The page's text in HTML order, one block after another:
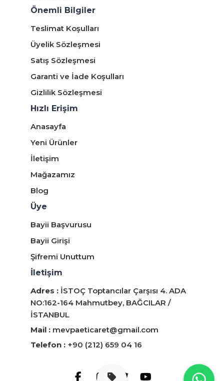
Önemli Bilgiler
Teslimat Koşulları
Üyelik Sözleşmesi
Satış Sözleşmesi
Garanti ve İade Koşulları
Gizlilik Sözleşmesi
Hızlı Erişim
Anasayfa
Yeni Ürünler
İletişim
Mağazamız
Blog
Üye
Bayii Başvurusu
Bayii Girişi
Şifremi Unuttum
İletişim
Adres : İSTOÇ Toptancılar Çarşısı 4. ADA
NO:162-164 Mahmutbey, BAĞCILAR /
İSTANBUL
Mail : mevpaeticaret@gmail.com
Telefon : +90 (212) 659 04 16